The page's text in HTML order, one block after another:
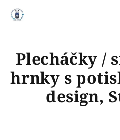
obsah
Plecháčky /
hrnky s
design,